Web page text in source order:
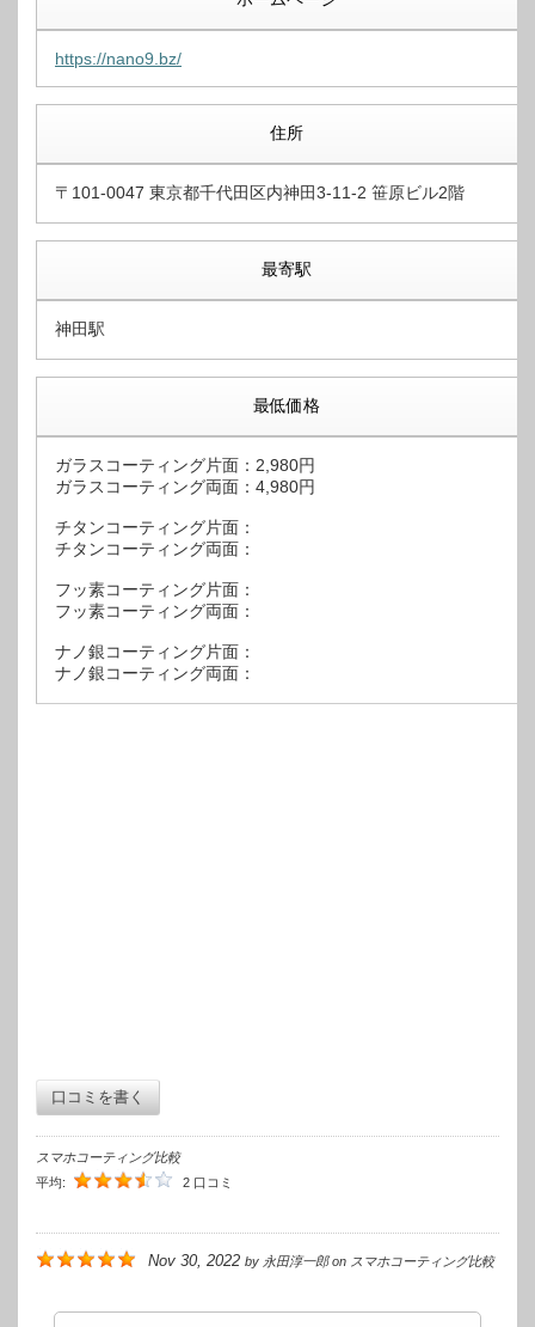
https://nano9.bz/
住所
〒101-0047 東京都千代田区内神田3-11-2 笹原ビル2階
最寄駅
神田駅
最低価格
ガラスコーティング片面：2,980円
ガラスコーティング両面：4,980円
チタンコーティング片面：
チタンコーティング両面：
フッ素コーティング片面：
フッ素コーティング両面：
ナノ銀コーティング片面：
ナノ銀コーティング両面：
口コミを書く
スマホコーティング比較
平均:
2 口コミ
Nov 30, 2022 by 永田淳一郎on スマホコーティング比較